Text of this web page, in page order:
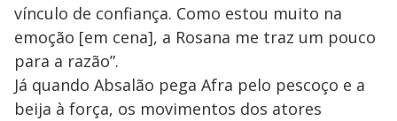
vínculo de confiança. Como estou muito na
emoção [em cena], a Rosana me traz um pouco
para a razão”.
Já quando Absalão pega Afra pelo pescoço e a
beija à força, os movimentos dos atores